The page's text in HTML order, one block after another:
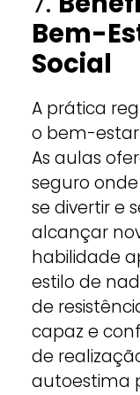
Bem-
Social
A prática
o bem-
As aulas
seguro
se divertir e
alcançar
habilidade
estilo de
de
capaz e
de
autoestima